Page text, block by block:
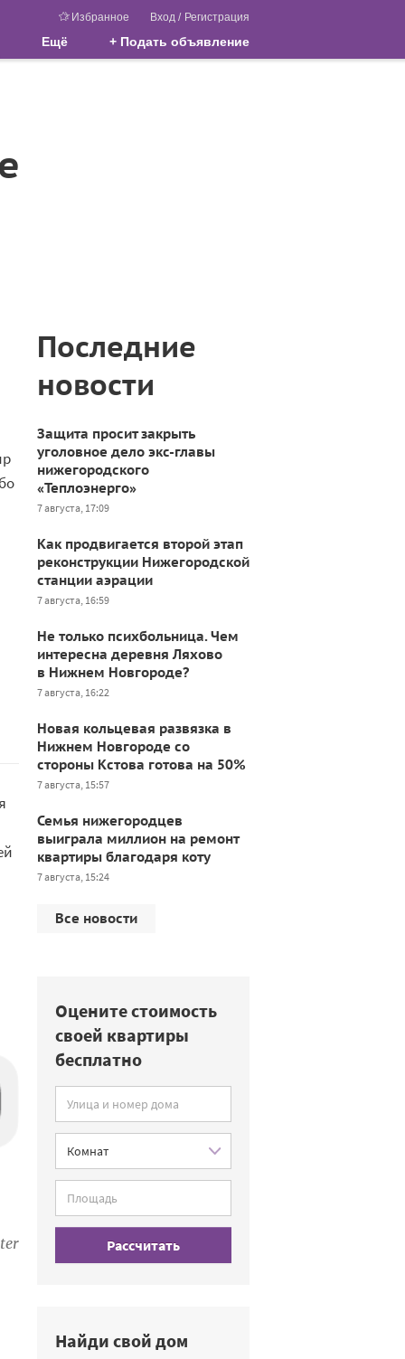
Избранное Вход / Регистрация
Ещё + Подать объявление
Последние
новости
Защита просит закрыть
уголовное дело экс-главы
нижегородского
«Теплоэнерго»
7 августа, 17:09
Как продвигается второй этап
реконструкции Нижегородской
станции аэрации
7 августа, 16:59
Не только психбольница. Чем
интересна деревня Ляхово
в Нижнем Новгороде?
7 августа, 16:22
Новая кольцевая развязка в
Нижнем Новгороде со
стороны Кстова готова на 50%
7 августа, 15:57
Семья нижегородцев
выиграла миллион на ремонт
квартиры благодаря коту
7 августа, 15:24
Все новости
Оцените стоимость
своей квартиры
бесплатно
Рассчитать
Найди свой дом